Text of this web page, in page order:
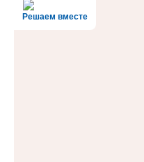
Решаем вместе